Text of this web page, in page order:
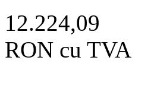
12.224,09
RON cu TVA